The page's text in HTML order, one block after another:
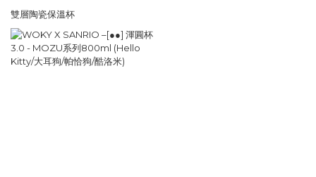
雙層陶瓷保溫杯